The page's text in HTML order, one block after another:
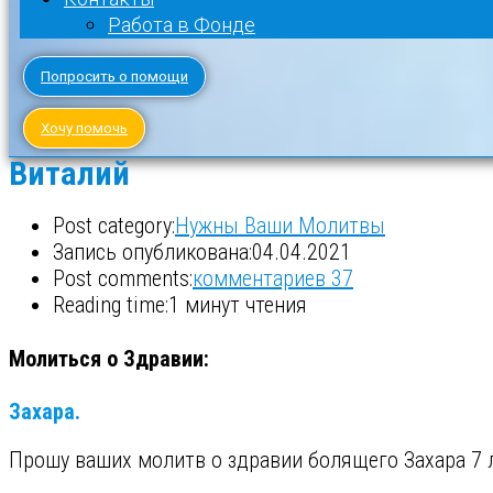
Работа в Фонде
Попросить о помощи
Хочу помочь
Виталий
Post category:Нужны Ваши Молитвы
Запись опубликована:04.04.2021
Post comments:комментариев 37
Reading time:1 минут чтения
Молиться о Здравии:
Захара.
Прошу ваших молитв о здравии болящего Захара 7